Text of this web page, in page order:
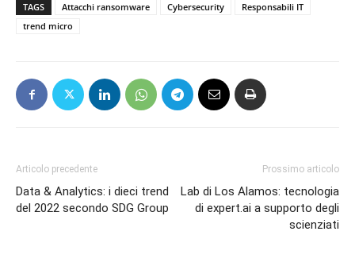
TAGS Attacchi ransomware Cybersecurity
Responsabili IT
trend micro
Articolo precedente
Data & Analytics: i dieci trend
del 2022 secondo SDG Group
Prossimo articolo
Lab di Los Alamos: tecnologia
di expert.ai a supporto degli
scienziati